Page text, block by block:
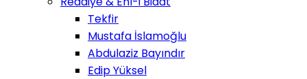
Tekfir
Mustafa İslamoğlu
Abdulaziz Bayındır
Edip Yüksel